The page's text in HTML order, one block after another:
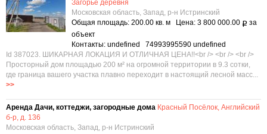
Загорье деревня
Московская область, Запад, р-н Истринский
Общая площадь: 200.00 кв. м Цена: 3 800 000.00 Р за
объект
Контакты: undefined 74993995590 undefined
Id 387023. ШИКАРНАЯ ЛОКАЦИЯ И ОТЛИЧНАЯ ЦЕНА!!<br /> <br /> <br />
Просторный дом площадью 200 м² на огромной территории в 9.3 сотки,
где граница вашего участка плавно переходит в настоящий лесной масс...
>>
Аренда Дачи, коттеджи, загородные дома Красный Посёлок, Английский
б-р, д. 136
Московская область, Запад, р-н Истринский